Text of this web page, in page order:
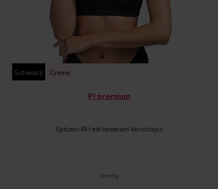
Schwarz Creme
PI premium
Spitzen-BH mit hinterem Verschluss
Vorrätig